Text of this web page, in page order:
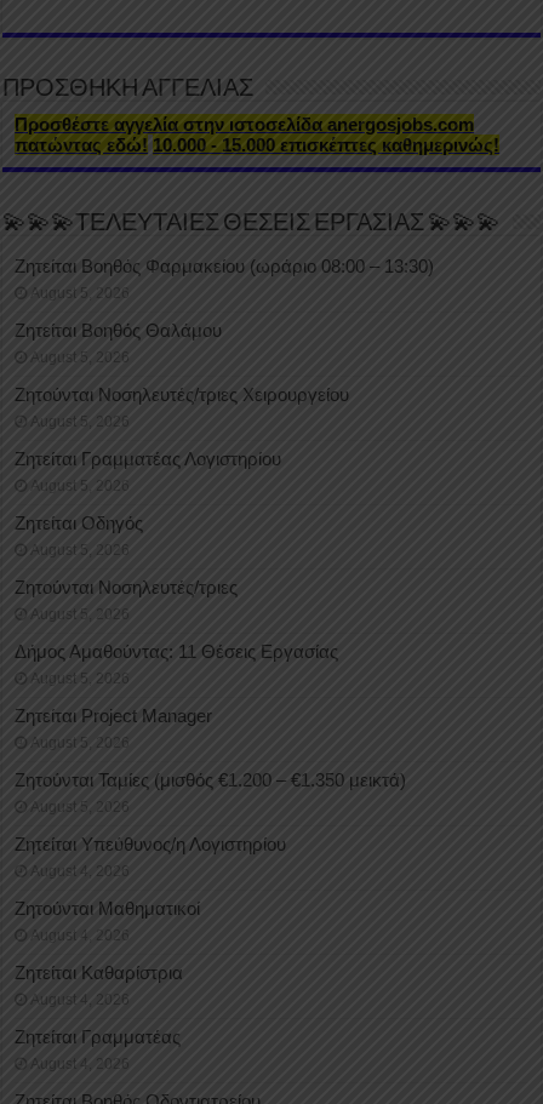
ΠΡΟΣΘΗΚΗ ΑΓΓΕΛΙΑΣ
Προσθέστε αγγελία στην ιστοσελίδα anergosjobs.com
πατώντας εδώ! 10.000 - 15.000 επισκέπτες καθημερινώς!
💫💫💫ΤΕΛΕΥΤΑΙΕΣ ΘΕΣΕΙΣ ΕΡΓΑΣΙΑΣ 💫💫💫
Ζητείται Βοηθός Φαρμακείου (ωράριο 08:00 – 13:30)
August 5, 2026
Ζητείται Βοηθός Θαλάμου
August 5, 2026
Ζητούνται Νοσηλευτές/τριες Χειρουργείου
August 5, 2026
Ζητείται Γραμματέας Λογιστηρίου
August 5, 2026
Ζητείται Οδηγός
August 5, 2026
Ζητούνται Νοσηλευτές/τριες
August 5, 2026
Δήμος Αμαθούντας: 11 Θέσεις Εργασίας
August 5, 2026
Ζητείται Project Manager
August 5, 2026
Ζητούνται Ταμίες (μισθός €1.200 – €1.350 μεικτά)
August 5, 2026
Ζητείται Υπεύθυνος/η Λογιστηρίου
August 4, 2026
Ζητούνται Μαθηματικοί
August 4, 2026
Ζητείται Καθαρίστρια
August 4, 2026
Ζητείται Γραμματέας
August 4, 2026